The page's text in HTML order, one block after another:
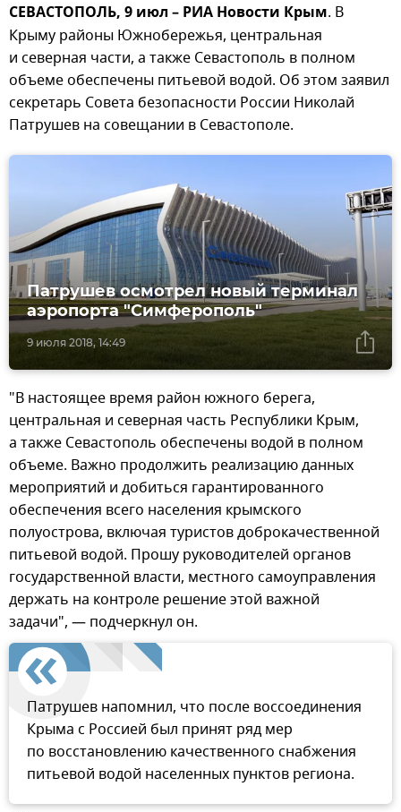
СЕВАСТОПОЛЬ, 9 июл – РИА Новости Крым. В
Крыму районы Южнобережья, центральная
и северная части, а также Севастополь в полном
объеме обеспечены питьевой водой. Об этом заявил
секретарь Совета безопасности России Николай
Патрушев на совещании в Севастополе.
9 июля 2018, 14:49
Патрушев осмотрел новый терминал
аэропорта "Симферополь"
"В настоящее время район южного берега,
центральная и северная часть Республики Крым,
а также Севастополь обеспечены водой в полном
объеме. Важно продолжить реализацию данных
мероприятий и добиться гарантированного
обеспечения всего населения крымского
полуострова, включая туристов доброкачественной
питьевой водой. Прошу руководителей органов
государственной власти, местного самоуправления
держать на контроле решение этой важной
задачи", — подчеркнул он.
Патрушев напомнил, что после воссоединения
Крыма с Россией был принят ряд мер
по восстановлению качественного снабжения
питьевой водой населенных пунктов региона.